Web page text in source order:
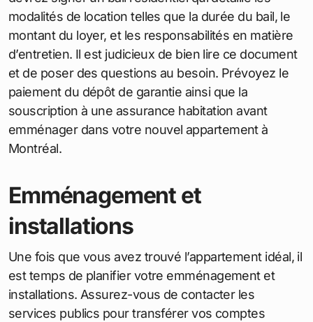
modalités de location telles que la durée du bail, le
montant du loyer, et les responsabilités en matière
d’entretien. Il est judicieux de bien lire ce document
et de poser des questions au besoin. Prévoyez le
paiement du dépôt de garantie ainsi que la
souscription à une assurance habitation avant
emménager dans votre nouvel appartement à
Montréal.
Emménagement et
installations
Une fois que vous avez trouvé l’appartement idéal, il
est temps de planifier votre emménagement et
installations. Assurez-vous de contacter les
services publics pour transférer vos comptes